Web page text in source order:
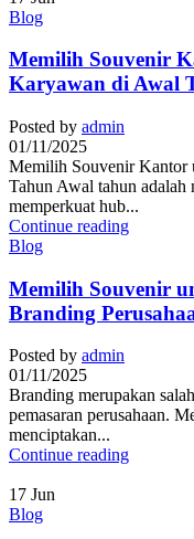
Blog
Memilih Souvenir
Karyawan di Awal
Posted by admin
01/11/2025
Memilih Souvenir Kantor
Tahun Awal tahun adalah
memperkuat hub...
Continue reading
Blog
Memilih Souvenir
Branding
Posted by admin
01/11/2025
Branding merupakan
pemasaran perusahaan.
menciptakan...
Continue reading
17 Jun
Blog